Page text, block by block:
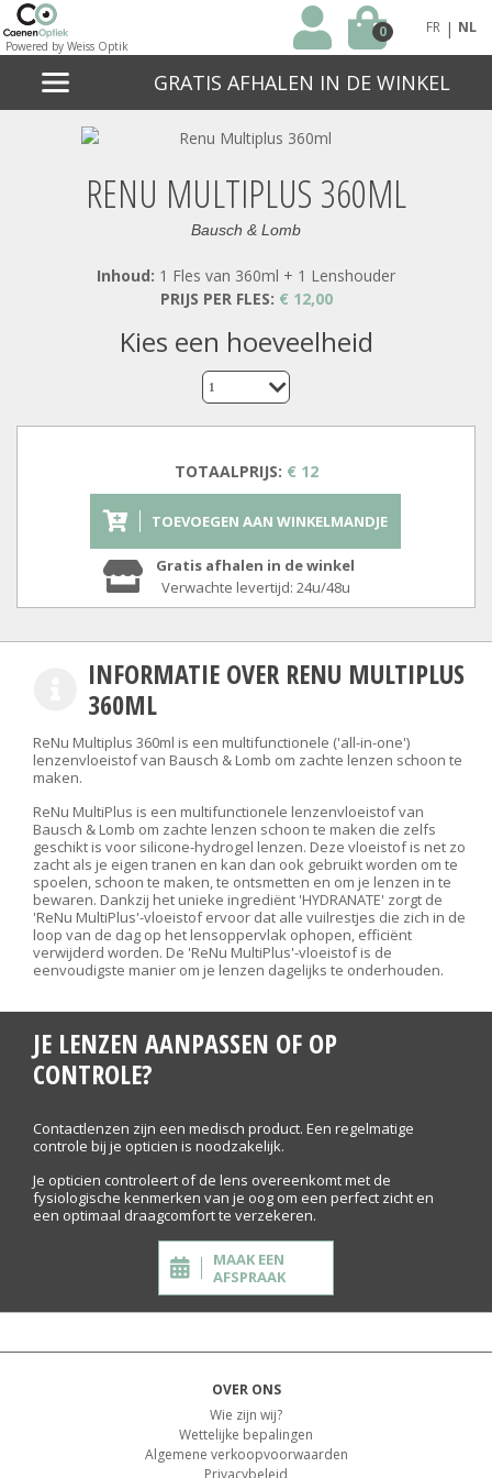
Powered by Weiss Optik
0 FR | NL
GRATIS AFHALEN IN DE WINKEL
RENU MULTIPLUS 360ML
Bausch & Lomb
Inhoud: 1 Fles van 360ml + 1 Lenshouder
PRIJS PER FLES: € 12,00
kies een hoeveelheid
1
TOTAALPRIJS: € 12
TOEVOEGEN AAN WINKELMANDJE
Gratis afhalen in de winkel
Verwachte levertijd: 24u/48u
INFORMATIE OVER RENU MULTIPLUS
360ML
ReNu Multiplus 360ml is een multifunctionele ('all-in-one')
lenzenvloeistof van Bausch & Lomb om zachte lenzen schoon te
maken.
ReNu MultiPlus is een multifunctionele lenzenvloeistof van
Bausch & Lomb om zachte lenzen schoon te maken die zelfs
geschikt is voor silicone-hydrogel lenzen. Deze vloeistof is net zo
zacht als je eigen tranen en kan dan ook gebruikt worden om te
spoelen, schoon te maken, te ontsmetten en om je lenzen in te
bewaren. Dankzij het unieke ingrediënt 'HYDRANATE' zorgt de
'ReNu MultiPlus'-vloeistof ervoor dat alle vuilrestjes die zich in de
loop van de dag op het lensoppervlak ophopen, efficiënt
verwijderd worden. De 'ReNu MultiPlus'-vloeistof is de
eenvoudigste manier om je lenzen dagelijks te onderhouden.
JE LENZEN AANPASSEN OF OP
CONTROLE?
Contactlenzen zijn een medisch product. Een regelmatige
controle bij je opticien is noodzakelijk.
Je opticien controleert of de lens overeenkomt met de
fysiologische kenmerken van je oog om een perfect zicht en
een optimaal draagcomfort te verzekeren.
MAAK EEN
AFSPRAAK
OVER ONS
Wie zijn wij?
Wettelijke bepalingen
Algemene verkoopvoorwaarden
Privacybeleid